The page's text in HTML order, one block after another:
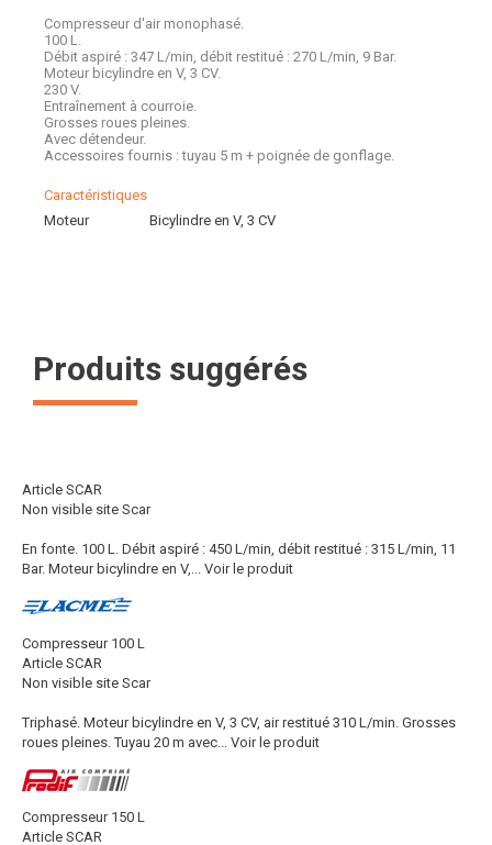
Caractéristiques
Moteur
Bicylindre en V, 3 CV
Compresseur d'air monophasé.
100 L.
Débit aspiré : 347 L/min, débit restitué : 270 L/min, 9 Bar.
Moteur bicylindre en V, 3 CV.
230 V.
Entraînement à courroie.
Grosses roues pleines.
Avec détendeur.
Accessoires fournis : tuyau 5 m + poignée de gonflage.
Produits suggérés
Article SCAR
Non visible site Scar
En fonte. 100 L. Débit aspiré : 450 L/min, débit restitué : 315 L/min, 11
Bar. Moteur bicylindre en V,...
Voir le produit
Compresseur 100 L
Article SCAR
Non visible site Scar
Triphasé. Moteur bicylindre en V, 3 CV, air restitué 310 L/min. Grosses
roues pleines. Tuyau 20 m avec...
Voir le produit
Compresseur 150 L
Article SCAR